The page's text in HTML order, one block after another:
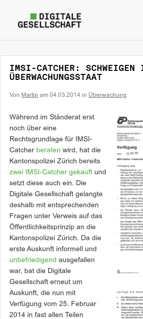
IMSI-CATCHER: SCHWEIGEN
ÜBERWACHUNGSSTAAT
Von Martin am 04.03.2014 in Überwachung
Während im Ständerat erst
noch über eine
Rechtsgrundlage für IMSI-
Catcher beraten wird, hat die
Kantonspolizei Zürich bereits
zwei IMSI-Catcher gekauft und
setzt diese auch ein. Die
Digitale Gesellschaft gelangte
deshalb mit entsprechenden
Fragen unter Verweis auf das
Öffentlichkeitsprinzip an die
Kantonspolizei Zürich. Da die
erste Auskunft informell und
unbefriedigend ausgefallen
war, bat die Digitale
Gesellschaft erneut um
Auskunft, die nun mit
Verfügung vom 25. Februar
2014 in fast allen Teilen